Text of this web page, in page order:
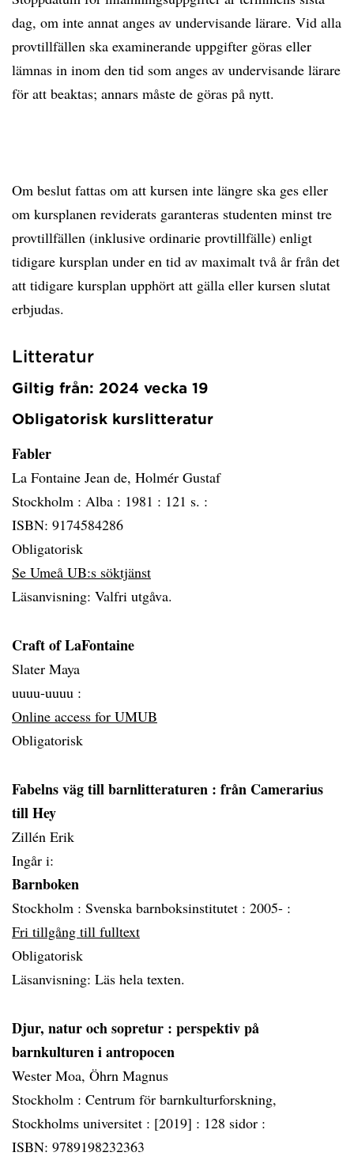
dag, om inte annat anges av undervisande lärare. Vid alla
provtillfällen ska examinerande uppgifter göras eller
lämnas in inom den tid som anges av undervisande lärare
för att beaktas; annars måste de göras på nytt.
Om beslut fattas om att kursen inte längre ska ges eller
om kursplanen reviderats garanteras studenten minst tre
provtillfällen (inklusive ordinarie provtillfälle) enligt
tidigare kursplan under en tid av maximalt två år från det
att tidigare kursplan upphört att gälla eller kursen slutat
erbjudas.
Litteratur
Giltig från: 2024 vecka 19
Obligatorisk kurslitteratur
Fabler
La Fontaine Jean de, Holmér Gustaf
Stockholm : Alba : 1981 : 121 s. :
ISBN: 9174584286
Obligatorisk
Se Umeå UB:s söktjänst
Läsanvisning: Valfri utgåva.
Craft of LaFontaine
Slater Maya
uuuu-uuuu :
Online access for UMUB
Obligatorisk
Fabelns väg till barnlitteraturen : från Camerarius
till Hey
Zillén Erik
Ingår i:
Barnboken
Stockholm : Svenska barnboksinstitutet : 2005- :
Fri tillgång till fulltext
Obligatorisk
Läsanvisning: Läs hela texten.
Djur, natur och sopretur : perspektiv på
barnkulturen i antropocen
Wester Moa, Öhrn Magnus
Stockholm : Centrum för barnkulturforskning,
Stockholms universitet : [2019] : 128 sidor :
ISBN: 9789198232363